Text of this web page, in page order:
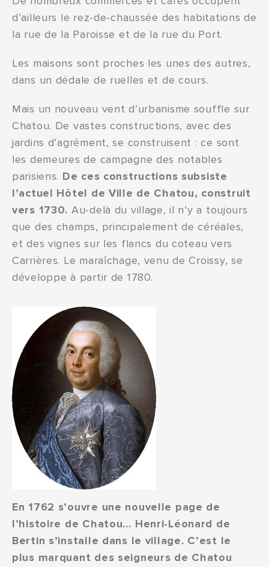
d’ailleurs le rez-de-chaussée des habitations de
la rue de la Paroisse et de la rue du Port.
Les maisons sont proches les unes des autres,
dans un dédale de ruelles et de cours.
Mais un nouveau vent d’urbanisme souffle sur
Chatou. De vastes constructions, avec des
jardins d’agrément, se construisent : ce sont
les demeures de campagne des notables
parisiens. De ces constructions subsiste
l’actuel Hôtel de Ville de Chatou, construit
vers 1730. Au-delà du village, il n’y a toujours
que des champs, principalement de céréales,
et des vignes sur les flancs du coteau vers
Carrières. Le maraîchage, venu de Croissy, se
développe à partir de 1780.
En 1762 s’ouvre une nouvelle page de
l’histoire de Chatou… Henri-Léonard de
Bertin s’installe dans le village. C’est le
plus marquant des seigneurs de Chatou